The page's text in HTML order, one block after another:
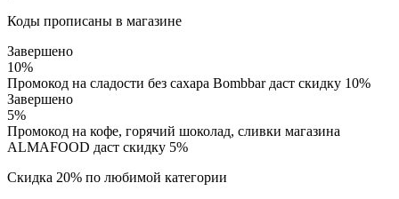
Коды прописаны в магазине
Завершено
10%
Промокод на сладости без сахара Bombbar даст скидку 10%
Завершено
5%
Промокод на кофе, горячий шоколад, сливки магазина
ALMAFOOD даст скидку 5%
Скидка 20% по любимой категории